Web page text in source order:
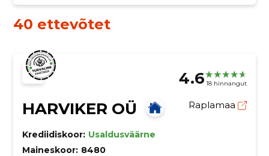
40 ettevõtet
4.6 18 hinnangut
HARVIKER OÜ Raplamaa
Krediidiskoor: Usaldusväärne
Maineskoor: 8480